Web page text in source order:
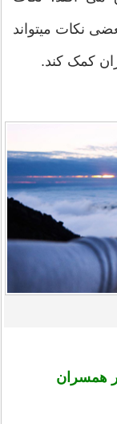
نکات میتواند
کمک کند.
همسران